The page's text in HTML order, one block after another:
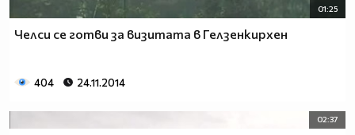
01:25
Челси се готви за визитата в Гелзенкирхен
404 24.11.2014
02:37